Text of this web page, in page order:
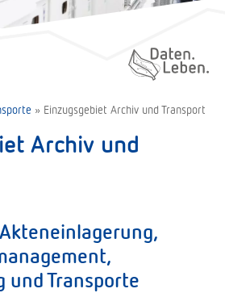
» Einzugsgebiet Archiv und Transport
Archiv und
und Transporte